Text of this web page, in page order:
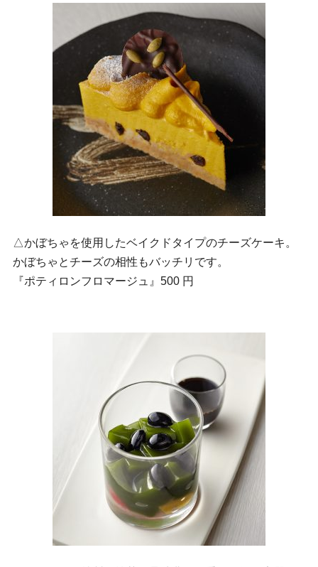
△かぼちゃを使用したベイクドタイプのチーズケーキ。
かぼちゃとチーズの相性もバッチリです。
『ポティロンフロマージュ』500 円